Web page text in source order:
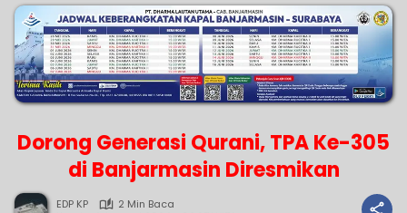
Dorong Generasi Qurani, TPA Ke-305
di Banjarmasin Diresmikan
EDP KP
2 Min Baca